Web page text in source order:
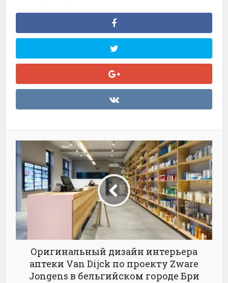
Оригинальный дизайн интерьера
аптеки Van Dijck по проекту Zware
Jongens в бельгийском городе Бри